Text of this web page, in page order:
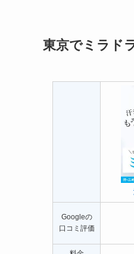
東京でミラド
Googleの
口コミ評価